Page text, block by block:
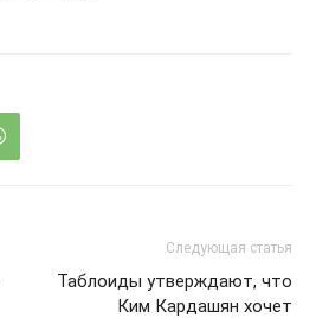
Следующая статья
Таблоиды утверждают, что
Ким Кардашян хочет